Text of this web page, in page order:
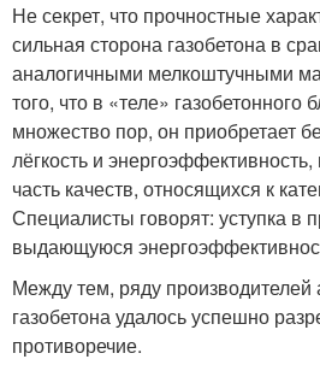
Не секрет, что прочностные
сильная сторона газобетона в
аналогичными мелкоштучными
того, что в «теле» газобетонного
множество пор, он приобретает
лёгкость и
часть качеств, относящихся к
Специалисты говорят: уступка в
выдающуюся
Между тем, ряду производителей
газобетона удалось успешно
противоречие.